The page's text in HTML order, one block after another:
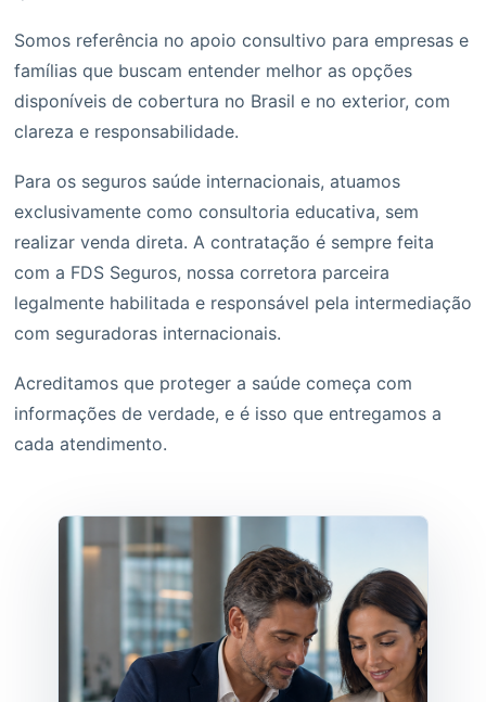
Somos referência no apoio consultivo para empresas e
famílias que buscam entender melhor as opções
disponíveis de cobertura no Brasil e no exterior, com
clareza e responsabilidade.
Para os seguros saúde internacionais, atuamos
exclusivamente como consultoria educativa, sem
realizar venda direta. A contratação é sempre feita
com a FDS Seguros, nossa corretora parceira
legalmente habilitada e responsável pela intermediação
com seguradoras internacionais.
Acreditamos que proteger a saúde começa com
informações de verdade, e é isso que entregamos a
cada atendimento.